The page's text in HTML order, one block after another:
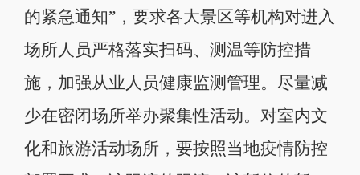
的紧急通知”，要求各大景区等机构对进入
场所人员严格落实扫码、测温等防控措
施，加强从业人员健康监测管理。尽量减
少在密闭场所举办聚集性活动。对室内文
化和旅游活动场所，要按照当地疫情防控